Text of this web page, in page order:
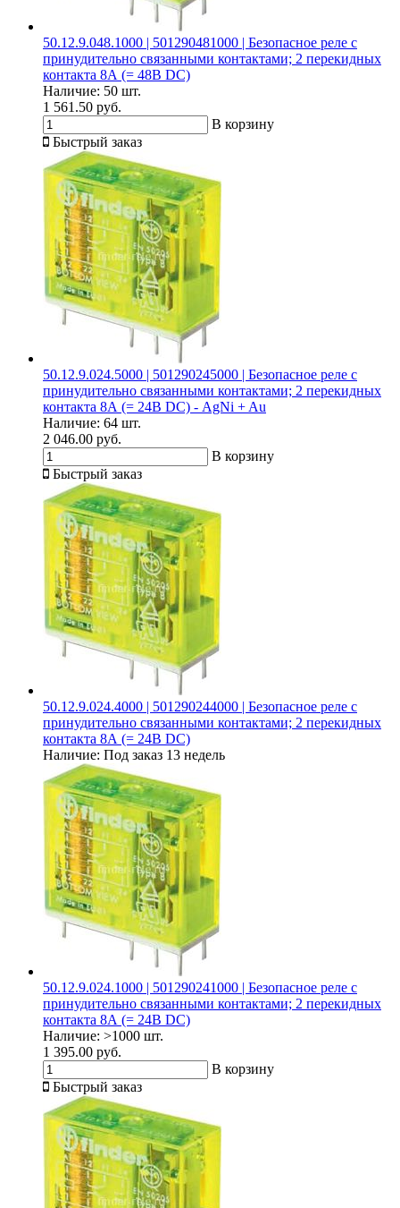
50.12.9.048.1000 | 501290481000 | Безопасное реле с
принудительно связанными контактами; 2 перекидных
контакта 8А (= 48В DC)
Наличие: 50 шт.
1 561.50 руб.
В корзину
Быстрый заказ
50.12.9.024.5000 | 501290245000 | Безопасное реле с
принудительно связанными контактами; 2 перекидных
контакта 8А (= 24В DC) - AgNi + Au
Наличие: 64 шт.
2 046.00 руб.
В корзину
Быстрый заказ
50.12.9.024.4000 | 501290244000 | Безопасное реле с
принудительно связанными контактами; 2 перекидных
контакта 8А (= 24В DC)
Наличие: Под заказ 13 недель
50.12.9.024.1000 | 501290241000 | Безопасное реле с
принудительно связанными контактами; 2 перекидных
контакта 8А (= 24В DC)
Наличие: >1000 шт.
1 395.00 руб.
В корзину
Быстрый заказ